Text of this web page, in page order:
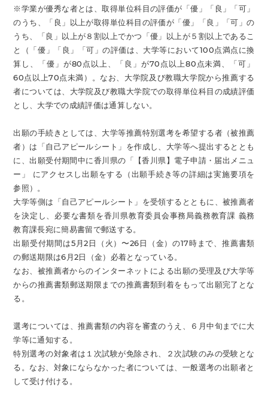
※学業が優秀な者とは、取得単位科目の評価が「優」「良」「可」
のうち、「良」以上が取得単位科目の評価が「優」「良」「可」の
うち、「良」以上が８割以上でかつ「優」以上が５割以上であるこ
と（「優」「良」「可」の評価は、大学等において100点満点に換
算し、「優」が80点以上、「良」が70点以上80点未満、「可」
60点以上70点未満）。なお、大学院及び教職大学院から推薦する
者については、大学院及び教職大学院での取得単位科目の成績評価
とし、大学での成績評価は通算しない。
出願の手続きとしては、大学等推薦特別選考を希望する者（被推薦
者）は「自己アピールシート」を作成し、大学等へ提出するととも
に、出願受付期間中に香川県の「【香川県】電子申請・届出メニュ
ー」 にアクセスし出願をする（出願手続き等の詳細は実施要項を
参照）。
大学等側は「自己アピールシート」を受領するとともに、被推薦者
を決定し、必要な書類を香川県教育委員会事務局義務教育課 義務
教育課長宛に簡易書留で郵送する。
出願受付期間は5月2日（火）〜26日（金）の17時まで、推薦書類
の郵送期限は6月2日（金）必着となっている。
なお、被推薦者からのインターネットによる出願の受理及び大学等
からの推薦書類郵送期限までの推薦書類到着をもって出願完了とな
る。
選考については、推薦書類の内容を審査のうえ、６月中旬までに大
学等に通知する。
特別選考の対象者は１次試験が免除され、２次試験のみの受験とな
る。なお、対象にならなかった者については、一般選考の出願者と
して受け付ける。